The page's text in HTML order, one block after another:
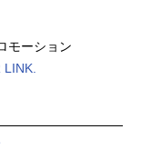
モーション
LINK.